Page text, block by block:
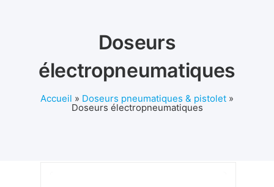
Doseurs
électropneumatiques
Accueil » Doseurs pneumatiques & pistolet »
Doseurs électropneumatiques